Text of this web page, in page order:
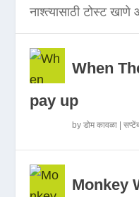
नाश्त्यासाठी टोस्ट
When
pay up
byडोम कावळा |
Monkey